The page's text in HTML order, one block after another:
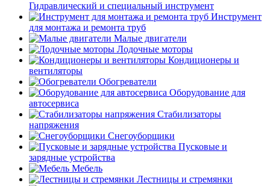
Гидравлический и специальный инструмент
Инструмент
для монтажа и ремонта труб
Малые двигатели
Лодочные моторы
Кондиционеры и
вентиляторы
Обогреватели
Оборудование для
автосервиса
Стабилизаторы
напряжения
Снегоуборщики
Пусковые и
зарядные устройства
Мебель
Лестницы и стремянки